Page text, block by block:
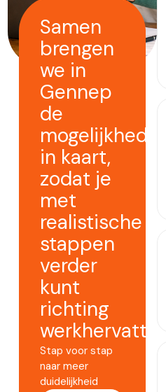
Samen
brengen
we in
Gennep
de
mogelijkheden
in kaart,
zodat je
met
realistische
stappen
verder
kunt
richting
werkhervatting.
Stap voor stap
naar meer
duidelijkheid